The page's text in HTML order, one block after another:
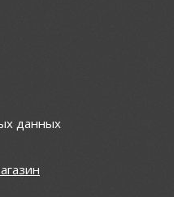
данных